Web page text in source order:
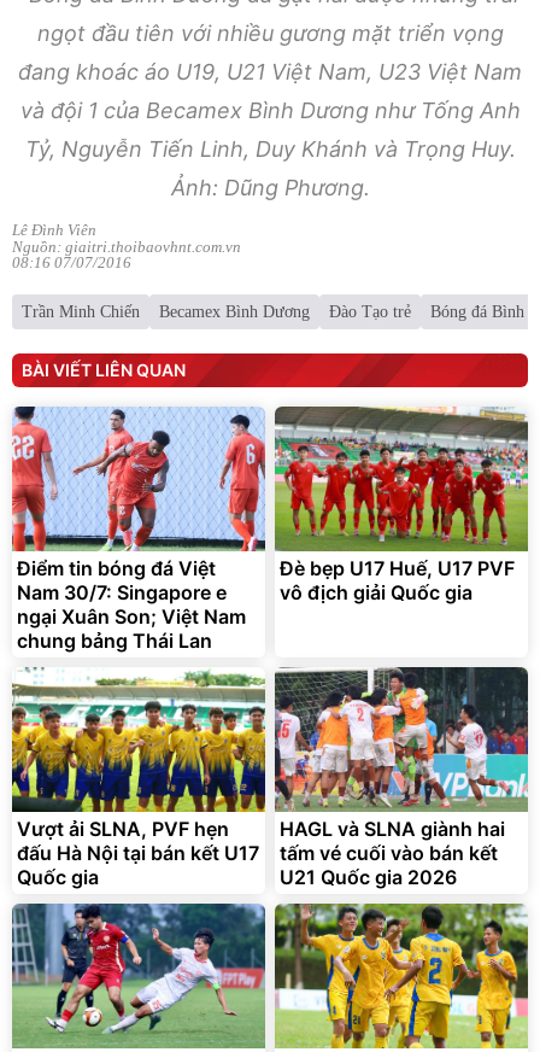
ngọt đầu tiên với nhiều gương mặt triển vọng
đang khoác áo U19, U21 Việt Nam, U23 Việt Nam
và đội 1 của Becamex Bình Dương như Tống Anh
Tỷ, Nguyễn Tiến Linh, Duy Khánh và Trọng Huy.
Ảnh: Dũng Phương.
Lê Đình Viên
Nguồn: giaitri.thoibaovhnt.com.vn
08:16 07/07/2016
Trần Minh Chiến Becamex Bình Dương Đào Tạo trẻ Bóng đá Bình
BÀI VIẾT LIÊN QUAN
Điểm tin bóng đá Việt
Nam 30/7: Singapore e
ngại Xuân Son; Việt Nam
chung bảng Thái Lan
Đè bẹp U17 Huế, U17 PVF
vô địch giải Quốc gia
Vượt ải SLNA, PVF hẹn
đấu Hà Nội tại bán kết U17
Quốc gia
HAGL và SLNA giành hai
tấm vé cuối vào bán kết
U21 Quốc gia 2026